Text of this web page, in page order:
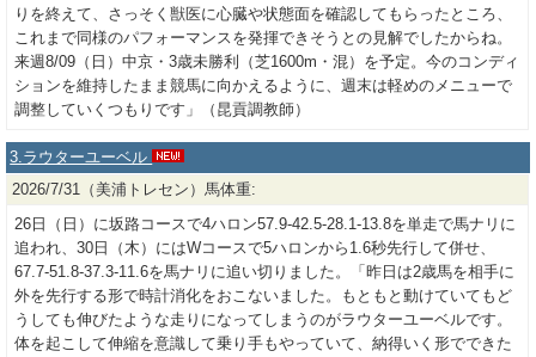
りを終えて、さっそく獣医に心臓や状態面を確認してもらったところ、
これまで同様のパフォーマンスを発揮できそうとの見解でしたからね。
来週8/09（日）中京・3歳未勝利（芝1600m・混）を予定。今のコンディ
ションを維持したまま競馬に向かえるように、週末は軽めのメニューで
調整していくつもりです」（昆貢調教師）
3.ラウターユーベル
2026/7/31（美浦トレセン）馬体重:
26日（日）に坂路コースで4ハロン57.9-42.5-28.1-13.8を単走で馬ナリに
追われ、30日（木）にはWコースで5ハロンから1.6秒先行して併せ、
67.7-51.8-37.3-11.6を馬ナリに追い切りました。「昨日は2歳馬を相手に
外を先行する形で時計消化をおこないました。もともと動けていてもど
うしても伸びたような走りになってしまうのがラウターユーベルです。
体を起こして伸縮を意識して乗り手もやっていて、納得いく形でできた